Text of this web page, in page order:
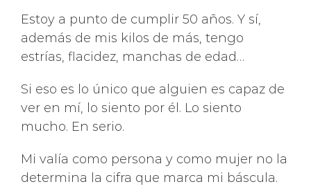
Estoy a punto de cumplir 50 años. Y sí,
además de mis kilos de más, tengo
estrías, flacidez, manchas de edad…
Si eso es lo único que alguien es capaz de
ver en mí, lo siento por él. Lo siento
mucho. En serio.
Mi valía como persona y como mujer no la
determina la cifra que marca mi báscula.